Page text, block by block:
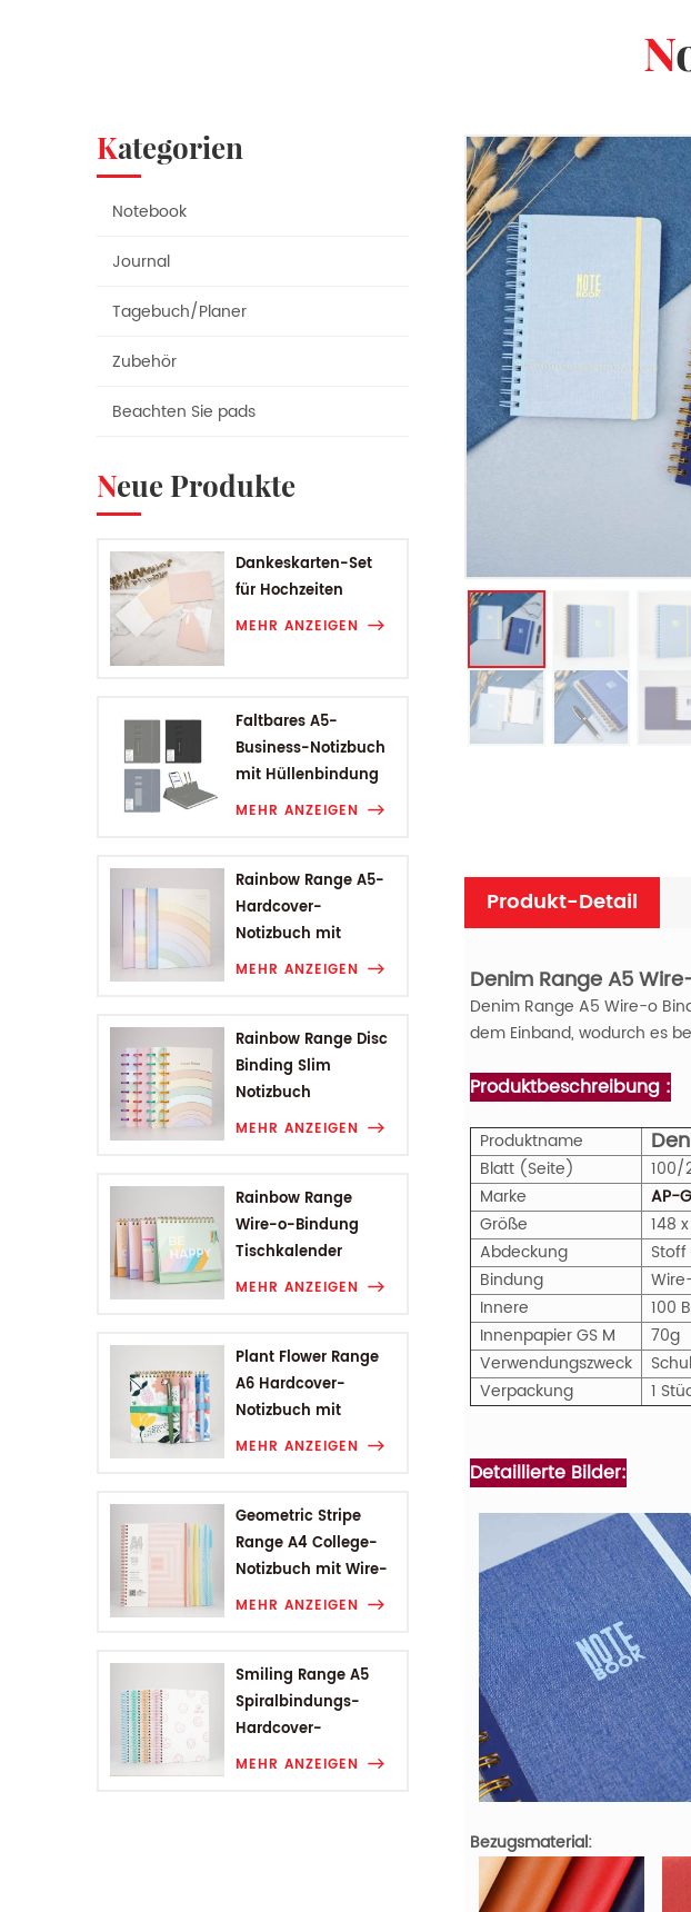
Kategorien
Notebook
Journal
Tagebuch/Planer
Zubehör
Beachten Sie pads
Neue Produkte
Dankeskarten-Set
für Hochzeiten
MEHR ANZEIGEN
Faltbares A5-
Business-Notizbuch
mit Hüllenbindung
MEHR ANZEIGEN
Rainbow Range A5-
Hardcover-
Notizbuch mit
Hüllenbindung
MEHR ANZEIGEN
Rainbow Range Disc
Binding Slim
Notizbuch
MEHR ANZEIGEN
Rainbow Range
Wire-o-Bindung
Tischkalender
MEHR ANZEIGEN
Plant Flower Range
A6 Hardcover-
Notizbuch mit
Drahtbindung
MEHR ANZEIGEN
Geometric Stripe
Range A4 College-
Notizbuch mit Wire-
O-Bindung
MEHR ANZEIGEN
Smiling Range A5
Spiralbindungs-
Hardcover-
Studentennotizbuch
MEHR ANZEIGEN
Produkt-Detail
Denim Range A5
Denim Range A5 Wire-o
dem Einband, wodurch es
Produktbeschreibung :
Produktname
Blatt (Seite)
100/
Marke
AP-
Größe
148
Abdeckung
Bindung
Innere
100
InnenpapierGS M
70g
Verwendungszweck
Verpackung
1
Detaillierte Bilder:
Bezugsmaterial: